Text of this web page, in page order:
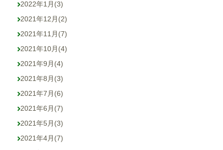
2022年1月 (3)
2021年12月 (2)
2021年11月 (7)
2021年10月 (4)
2021年9月 (4)
2021年8月 (3)
2021年7月 (6)
2021年6月 (7)
2021年5月 (3)
2021年4月 (7)